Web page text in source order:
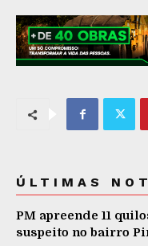
ÚLTIMAS
PM apreende 11
suspeito no bairro